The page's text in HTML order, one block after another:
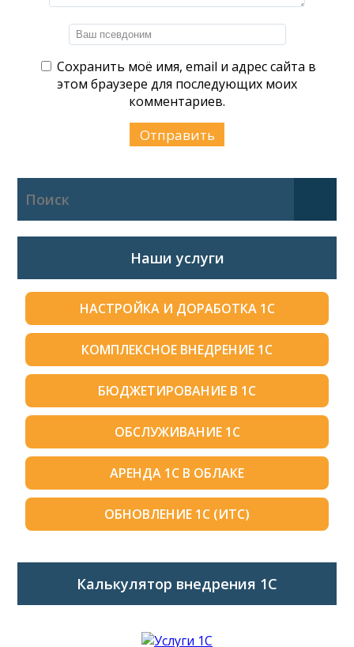
Сохранить моё имя, email и адрес сайта в
этом браузере для последующих моих
комментариев.
Наши услуги
НАСТРОЙКА И ДОРАБОТКА 1С
КОМПЛЕКСНОЕ ВНЕДРЕНИЕ 1С
БЮДЖЕТИРОВАНИЕ В 1С
ОБСЛУЖИВАНИЕ 1С
АРЕНДА 1С В ОБЛАКЕ
ОБНОВЛЕНИЕ 1С (ИТС)
Калькулятор внедрения 1C